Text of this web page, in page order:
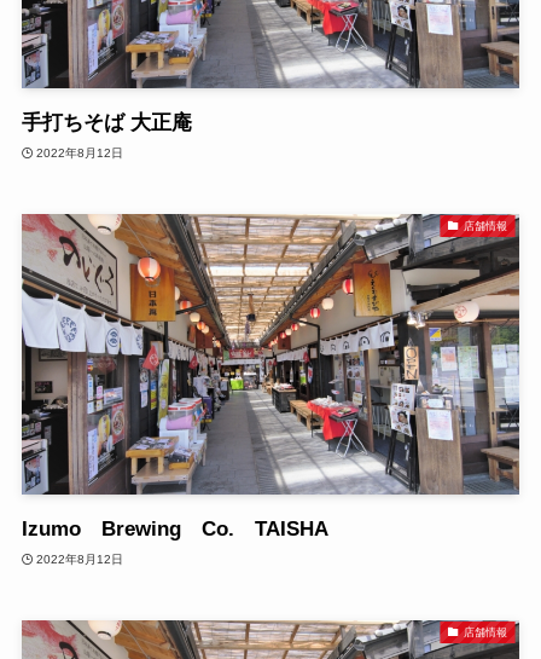
手打ちそば 大正庵
2022年8月12日
店舗情報
Izumo Brewing Co. TAISHA
2022年8月12日
店舗情報